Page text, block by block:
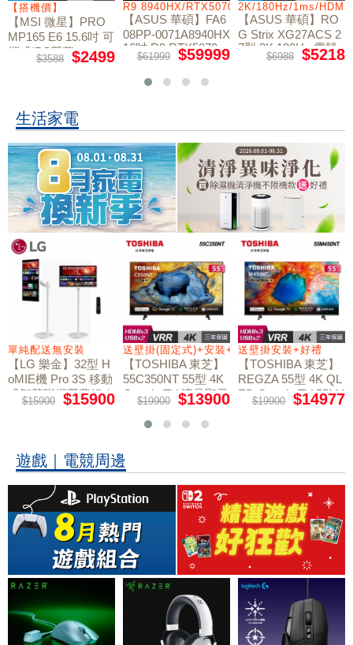
W11
【搭機價】
【MSI 微星】PRO
MP165 E6 15.6吋 可
攜式IPS螢幕
$3588 $2499
R9 8940HX/RTX5070/512GB/16G
【ASUS 華碩】FA6
08PP-0071A8940HX
16吋 R9 RTX5070
電競筆電
$61999 $59999
2K/180Hz/1ms/
【ASUS 華碩】RO
G Strix XG27ACS 2
7型 2K 180Hz 電競
$6988 $5218
生活家電
禮
單純配送無安裝
【LG 樂金】32型 H
oMIE機 Pro 3S 移動
式智慧聯網螢幕組｜
單純配送
$15900 $15900
送壁掛(固定式)+安裝+好禮贈
【TOSHIBA 東芝】
55C350NT 55型 4K
Google TV 液晶顯示
器｜含壁掛(固定式)
+安裝
$19900 $13900
送壁掛安裝+好禮
【TOSHIBA 東芝】
REGZA 55型 4K QL
ED Google TV 55M4
50NT液晶顯示器｜
$19900 $14977
遊戲｜電競周邊